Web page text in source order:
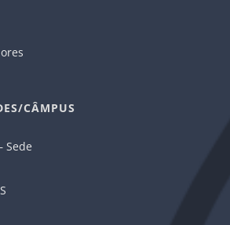
CÂMPUS
Sede